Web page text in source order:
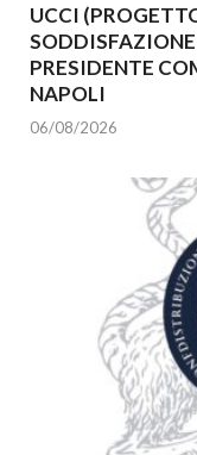
UCCI
PRESIDENTE
NAPOLI
06/08/2026